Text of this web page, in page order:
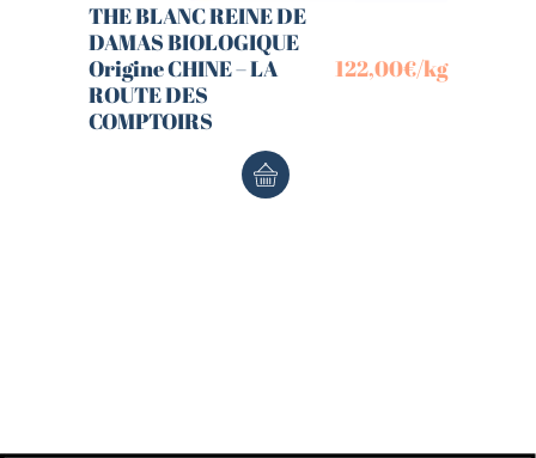
THE BLANC REINE DE
DAMAS BIOLOGIQUE
Origine CHINE – LA
ROUTE DES
COMPTOIRS
122,00€/kg